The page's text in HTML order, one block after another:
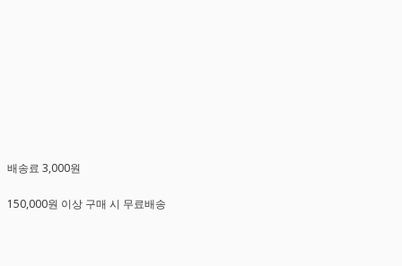
배송료 3,000원
150,000원 이상 구매 시 무료배송